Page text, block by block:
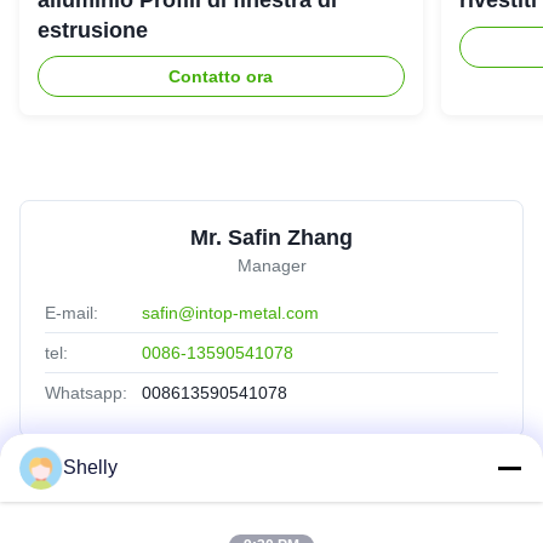
estrusione
Contatto ora
Mr. Safin Zhang
Manager
E-mail: safin@intop-metal.com
tel: 0086-13590541078
Whatsapp: 008613590541078
Collegamenti Rapidi
Shelly